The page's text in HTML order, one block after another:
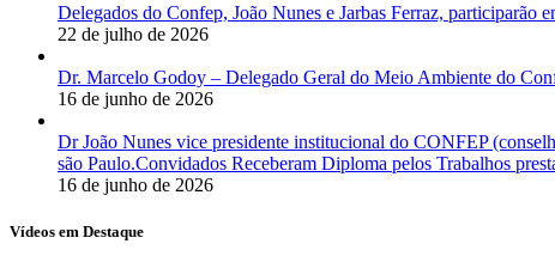
Delegados do Confep, João Nunes e Jarbas Ferraz, participarão
22 de julho de 2026
Dr. Marcelo Godoy – Delegado Geral do Meio Ambiente do
16 de junho de 2026
Dr João Nunes vice presidente institucional do CONFEP
são Paulo.Convidados Receberam Diploma pelos Trabalhos
16 de junho de 2026
Vídeos em Destaque